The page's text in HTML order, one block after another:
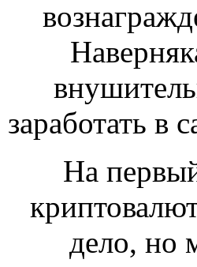
заработать в
На
дело, но